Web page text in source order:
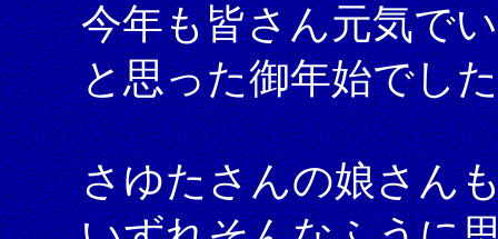
今年も皆さん元気で
と思った御年始でし
さゆたさんの娘さん